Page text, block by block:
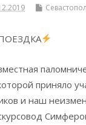
приняло
и наш